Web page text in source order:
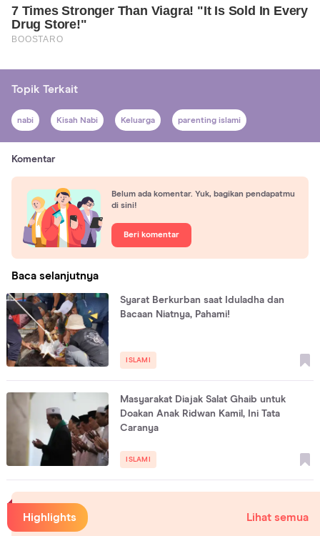
Topik Terkait
nabi Kisah Nabi Keluarga parenting islami
Komentar
Belum ada komentar. Yuk, bagikan pendapatmu
di sini!
Beri komentar
Baca selanjutnya
Syarat Berkurban saat Iduladha dan
Bacaan Niatnya, Pahami!
ISLAMI
Masyarakat Diajak Salat Ghaib untuk
Doakan Anak Ridwan Kamil, Ini Tata
Caranya
ISLAMI
Highlights Lihat semua